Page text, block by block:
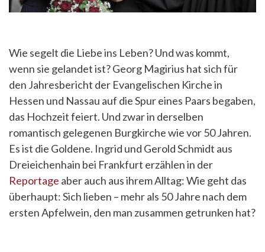
Wie segelt die Liebe ins Leben? Und was kommt,
wenn sie gelandet ist? Georg Magirius hat sich für
den Jahresbericht der Evangelischen Kirche in
Hessen und Nassau auf die Spur eines Paars begaben,
das Hochzeit feiert. Und zwar in derselben
romantisch gelegenen Burgkirche wie vor 50 Jahren.
Es ist die Goldene. Ingrid und Gerold Schmidt aus
Dreieichenhain bei Frankfurt erzählen in der
Reportage aber auch aus ihrem Alltag: Wie geht das
überhaupt: Sich lieben – mehr als 50 Jahre nach dem
ersten Apfelwein, den man zusammen getrunken hat?